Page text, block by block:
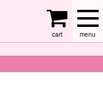
menu
cart